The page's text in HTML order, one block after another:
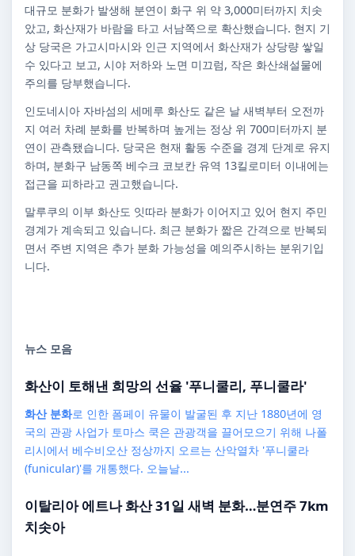
대규모 분화가 발생해 분연이 화구 위 약 3,000미터까지 치솟
았고, 화산재가 바람을 타고 서남쪽으로 확산했습니다. 현지 기
상 당국은 가고시마시와 인근 지역에서 화산재가 상당량 쌓일
수 있다고 보고, 시야 저하와 노면 미끄럼, 작은 화산쇄설물에
주의를 당부했습니다.
인도네시아 자바섬의 세메루 화산도 같은 날 새벽부터 오전까
지 여러 차례 분화를 반복하며 높게는 정상 위 700미터까지 분
연이 관측됐습니다. 당국은 현재 활동 수준을 경계 단계로 유지
하며, 분화구 남동쪽 베수크 코보칸 유역 13킬로미터 이내에는
접근을 피하라고 권고했습니다.
말루쿠의 이부 화산도 잇따라 분화가 이어지고 있어 현지 주민
경계가 계속되고 있습니다. 최근 분화가 짧은 간격으로 반복되
면서 주변 지역은 추가 분화 가능성을 예의주시하는 분위기입
니다.
뉴스 모음
화산이 토해낸 희망의 선율 '푸니쿨리, 푸니쿨라'
화산 분화로 인한 폼페이 유물이 발굴된 후 지난 1880년에 영
국의 관광 사업가 토마스 쿡은 관광객을 끌어모으기 위해 나폴
리시에서 베수비오산 정상까지 오르는 산악열차 '푸니쿨라
(funicular)'를 개통했다. 오늘날...
이탈리아 에트나화산31일 새벽 분화…분연주 7km
치솟아